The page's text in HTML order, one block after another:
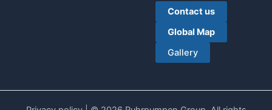
Contact us
Global Map
Gallery